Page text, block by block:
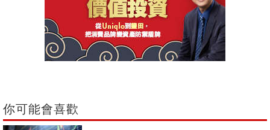
你可能會喜歡